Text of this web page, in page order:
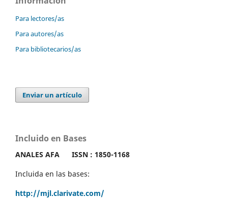
Para lectores/as
Para autores/as
Para bibliotecarios/as
Enviar un artículo
Incluido en Bases
ANALES AFA ISSN : 1850-1168
Incluida en las bases:
http://mjl.clarivate.com/